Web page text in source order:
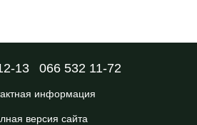
13 066 532 11-72
информация
версия сайта